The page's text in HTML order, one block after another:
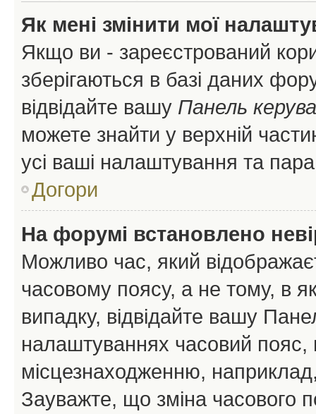
Як мені змінити мої
Якщо ви - зареєстрований
зберігаються в базі даних
відвідайте вашу Панель
можете знайти у верхній
усі ваші налаштування та
Догори
На форумі встановлено
Можливо час, який
часовому поясу, а не тому, в
випадку, відвідайте вашу
налаштуваннях часовий пояс,
місцезнаходженню,
Зауважте, що зміна часового